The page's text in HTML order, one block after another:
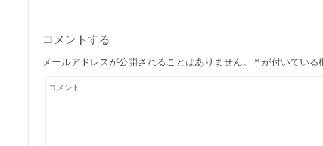
コメントする
メールアドレスが公開されることはありません。 * が付いている